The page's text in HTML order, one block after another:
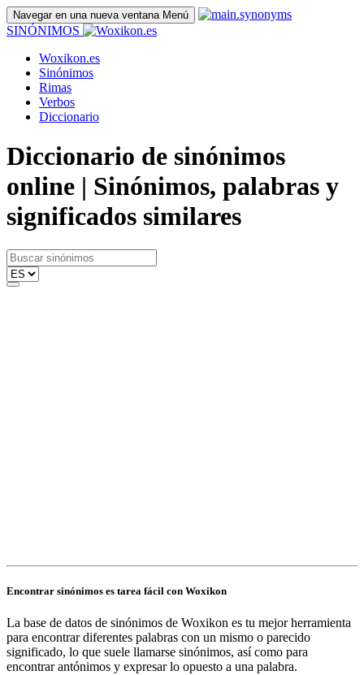
Navegar en una nueva ventana Menú
SINÓNIMOS
Woxikon.es
Sinónimos
Rimas
Verbos
Diccionario
Diccionario de sinónimos
online | Sinónimos, palabras y
significados similares
Encontrar sinónimos es tarea fácil con Woxikon
La base de datos de sinónimos de Woxikon es tu mejor herramienta
para encontrar diferentes palabras con un mismo o parecido
significado, lo que suele llamarse sinónimos, así como para
encontrar antónimos y expresar lo opuesto a una palabra.